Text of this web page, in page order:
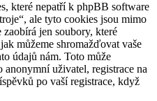
které nepatří k phpBB software
ale tyto cookies jsou mimo
jen soubory, které
můžeme shromažďovat vaše
údajů nám. Toto může
uživatel, registrace na
po vaší registrace, když